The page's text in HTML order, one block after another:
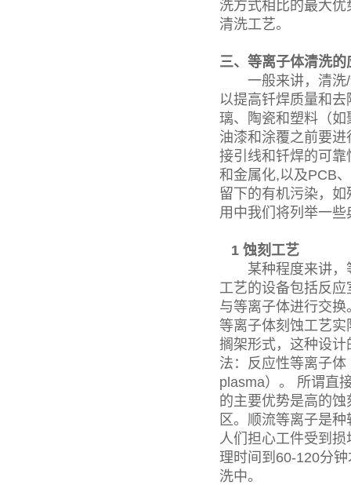
洗方式相比的最大
清洗工艺。
三、等离子体清洗的
一般来讲，清洗/
以提高钎焊质量和
璃、陶瓷和塑料（
油漆和涂覆之前要
接引线和钎焊的可
和金属化,以及PCB
留下的有机污染，
用中我们将列举一
1 蚀刻工艺
某种程度来讲，等
工艺的设备包括反
与等离子体进行交
等离子体刻蚀工艺
搁架形式，这种设
法：反应性等离子
plasma）。 所谓直
的主要优势是高的
区。顺流等离子是
人们担心工件受到
理时间到60-120分
洗中。